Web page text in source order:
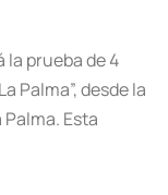
la prueba de 4
Palma”, desde la
Esta